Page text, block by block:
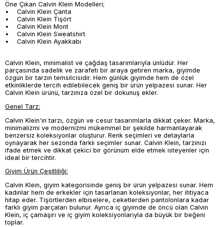
Öne Çıkan Calvin Klein Modelleri;
• Calvin Klein Çanta
• Calvin Klein Tişört
• Calvin Klein Mont
• Calvin Klein Sweatshirt
• Calvin Klein Ayakkabı
Calvin Klein, minimalist ve çağdaş tasarımlarıyla ünlüdür. Her
parçasında sadelik ve zarafeti bir araya getiren marka, giyimde
özgün bir tarzın temsilcisidir. Hem günlük giyimde hem de özel
etkinliklerde tercih edilebilecek geniş bir ürün yelpazesi sunar. Her
Calvin Klein ürünü, tarzınıza özel bir dokunuş ekler.
Genel Tarz:
Calvin Klein'ın tarzı, özgün ve cesur tasarımlarla dikkat çeker. Marka,
minimalizmi ve modernizmi mükemmel bir şekilde harmanlayarak
benzersiz koleksiyonlar oluşturur. Renk seçimleri ve detaylarla
oynayarak her sezonda farklı seçimler sunar. Calvin Klein, tarzınızı
ifade etmek ve dikkat çekici bir görünüm elde etmek isteyenler için
ideal bir tercihtir.
Giyim Ürün Çeşitliliği:
Calvin Klein, giyim kategorisinde geniş bir ürün yelpazesi sunar. Hem
kadınlar hem de erkekler için tasarlanan koleksiyonlar, her ihtiyaca
hitap eder. Tişörtlerden elbiselere, ceketlerden pantolonlara kadar
farklı giyim parçaları bulunur. Ayrıca iç giyimde de öncü olan Calvin
Klein, iç çamaşırı ve iç giyim koleksiyonlarıyla da büyük bir beğeni
toplar.